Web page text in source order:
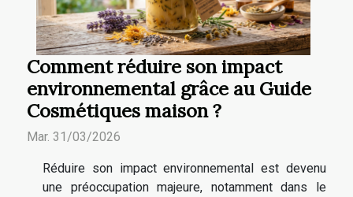
Comment réduire son impact
environnemental grâce au Guide
Cosmétiques maison ?
Mar. 31/03/2026
Réduire son impact environnemental est devenu
une préoccupation majeure, notamment dans le